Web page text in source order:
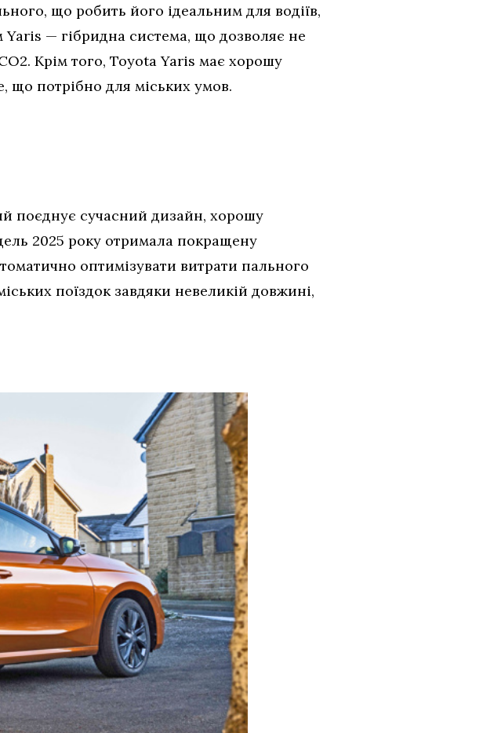
що робить його ідеальним для водіїв,
— гібридна система, що дозволяє не
Крім того, Toyota Yaris має хорошу
що потрібно для міських умов.
поєднує сучасний дизайн, хорошу
2025 року отримала покращену
оптимізувати витрати пального
поїздок завдяки невеликій довжині,